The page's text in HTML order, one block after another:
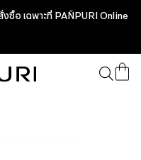
อ เฉพาะที่ PAÑPURI Online